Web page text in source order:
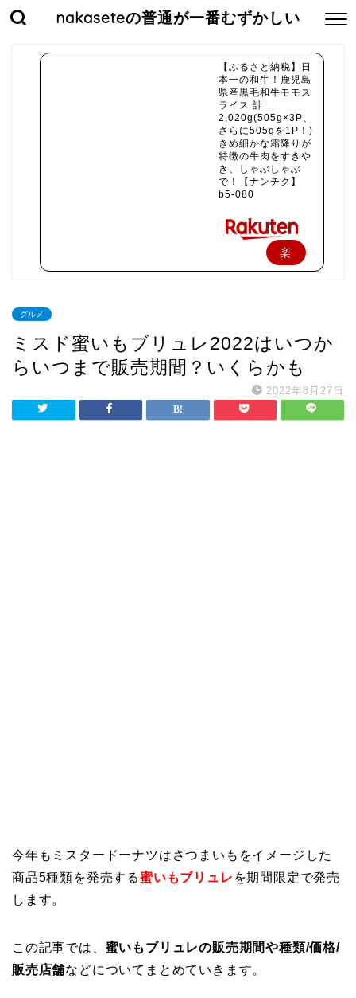
nakaseteの普通が一番むずかしい
【ふるさと納税】日
本一の和牛！鹿児島
県産黒毛和牛モモス
ライス 計
2,020g(505g×3P、
さらに505gを1P！)
きめ細かな霜降りが
特徴の牛肉をすきや
き、しゃぶしゃぶ
で！【ナンチク】
b5-080
楽
入
グルメ
ミスド蜜いもブリュレ2022はいつか
らいつまで販売期間？いくらかも
2022年8月27日
今年もミスタードーナツはさつまいもをイメージした
商品5種類を発売する蜜いもブリュレ を期間限定で発売
します。
この記事では、 蜜いもブリュレの販売期間や種類/価格/
販売店舗などについてまとめていきます。